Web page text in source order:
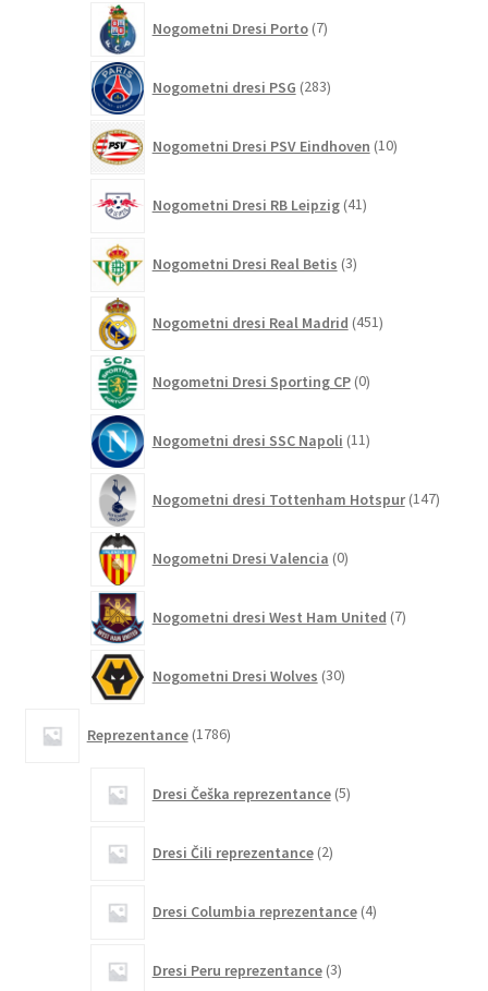
Nogometni Dresi Porto 7izdelkov
Nogometni dresi PSG 283izdelkov
Nogometni Dresi PSV Eindhoven 10izdelkov
Nogometni Dresi RB Leipzig 41izdelkov
Nogometni Dresi Real Betis 3izdelki
Nogometni dresi Real Madrid 451izdelkov
Nogometni Dresi Sporting CP 0izdelkov
Nogometni dresi SSC Napoli 11izdelkov
Nogometni dresi Tottenham Hotspur 147
Nogometni Dresi Valencia 0izdelkov
Nogometni dresi West Ham United 7izdelkov
Nogometni Dresi Wolves 30izdelkov
Reprezentance 1786izdelkov
Dresi Češka reprezentance 5izdelkov
Dresi Čili reprezentance 2izdelka
Dresi Columbia reprezentance 4izdelki
Dresi Peru reprezentance 3izdelki